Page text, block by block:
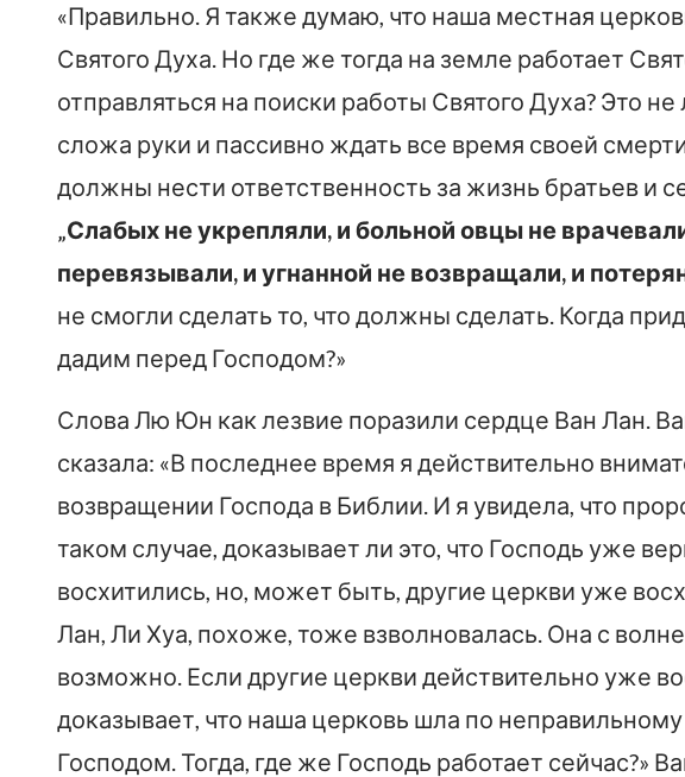
«Правильно. Я также думаю, что наша местная
Святого Духа. Но где же тогда на земле работает
отправляться на поиски работы Святого Духа? Это
сложа руки и пассивно ждать все время своей
должны нести ответственность за жизнь братьев и
„Слабых не укрепляли, и больной овцы не
перевязывали, и угнанной не возвращали, и
не смогли сделать то, что должны сделать. Когда
дадим перед Господом?»
Слова Лю Юн как лезвие поразили сердце Ван Лан.
сказала: «В последнее время я действительно
возвращении Господа в Библии. И я увидела, что
таком случае, доказывает ли это, что Господь уже
восхитились, но, может быть, другие церкви уже
Лан, Ли Хуа, похоже, тоже взволновалась. Она с
возможно. Если другие церкви действительно уже
доказывает, что наша церковь шла по
Господом. Тогда, где же Господь работает сейчас?»